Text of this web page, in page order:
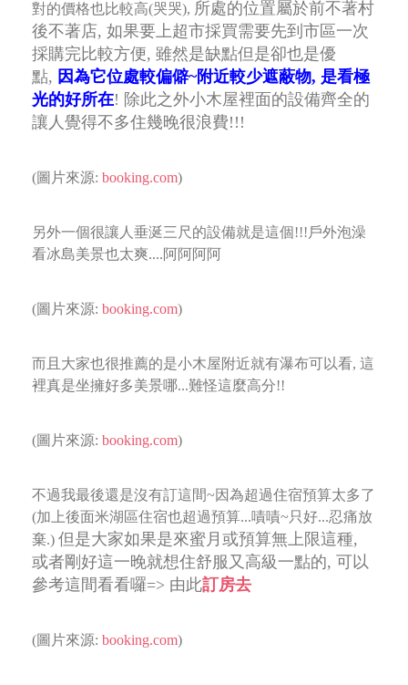
對的價格也比較高(哭哭), 所處的位置屬於前不著村
後不著店, 如果要上超市採買需要先到市區一次
採購完比較方便, 雖然是缺點但是卻也是優
點, 因為它位處較偏僻~附近較少遮蔽物, 是看極
光的好所在! 除此之外小木屋裡面的設備齊全的
讓人覺得不多住幾晚很浪費!!!
(圖片來源: booking.com)
另外一個很讓人垂涎三尺的設備就是這個!!!戶外泡澡
看冰島美景也太爽....阿阿阿阿
(圖片來源: booking.com)
而且大家也很推薦的是小木屋附近就有瀑布可以看, 這
裡真是坐擁好多美景哪...難怪這麼高分!!
(圖片來源: booking.com)
不過我最後還是沒有訂這間~因為超過住宿預算太多了
(加上後面米湖區住宿也超過預算...嘖嘖~只好...忍痛放
棄.) 但是大家如果是來蜜月或預算無上限這種,
或者剛好這一晚就想住舒服又高級一點的, 可以
參考這間看看囉=> 由此訂房去
(圖片來源: booking.com)